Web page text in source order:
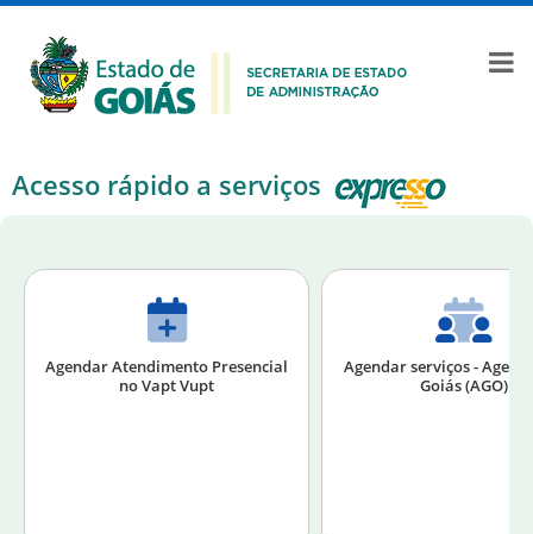
Acesso rápido a serviços
Agendar Atendimento Presencial
no Vapt Vupt
Agendar serviços -
Goiás (AGO)